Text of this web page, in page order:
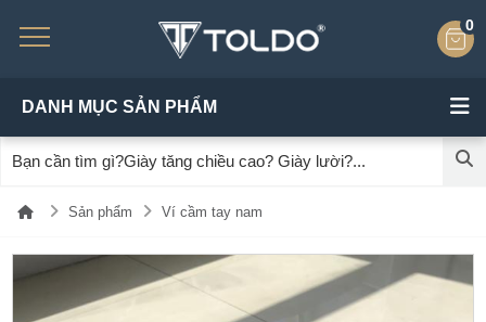
0
DANH MỤC SẢN PHẨM
Sản phẩm Ví cầm tay nam